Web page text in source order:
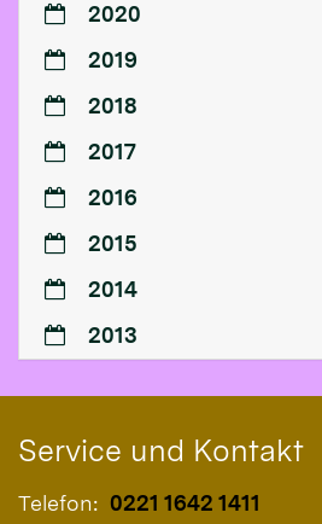
2020
2019
2018
2017
2016
2015
2014
2013
Service und Kontakt
Telefon: 0221 1642 1411